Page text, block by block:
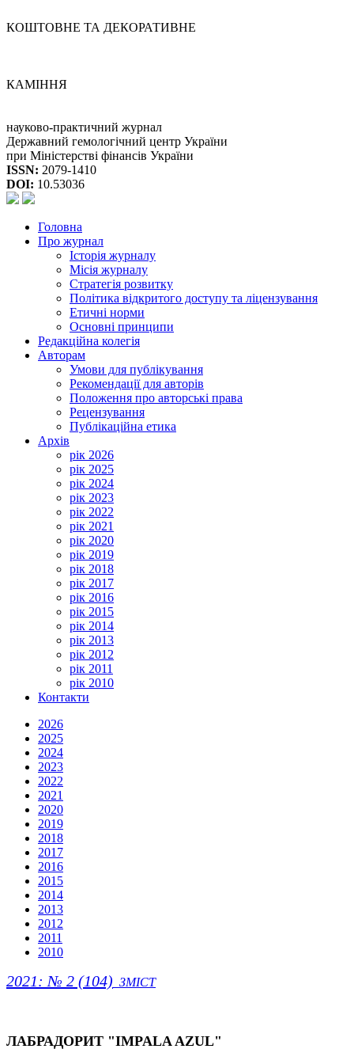
КОШТОВНЕ ТА ДЕКОРАТИВНЕ
КАМІННЯ
науково-практичний журнал
Державний гемологічний центр України
при Міністерстві фінансів України
ISSN: 2079-1410
DOI: 10.53036
Головна
Про журнал
Історія журналу
Місія журналу
Стратегія розвитку
Політика відкритого доступу та ліцензування
Етичні норми
Основні принципи
Редакційна колегія
Авторам
Умови для публікування
Рекомендації для авторів
Положення про авторські права
Рецензування
Публікаційна етика
Архів
рік 2026
рік 2025
рік 2024
рік 2023
рік 2022
рік 2021
рік 2020
рік 2019
рік 2018
рік 2017
рік 2016
рік 2015
рік 2014
рік 2013
рік 2012
рік 2011
рік 2010
Контакти
2026
2025
2024
2023
2022
2021
2020
2019
2018
2017
2016
2015
2014
2013
2012
2011
2010
2021: № 2 (104) ЗМІСТ
ЛАБРАДОРИТ "IMPALA AZUL"